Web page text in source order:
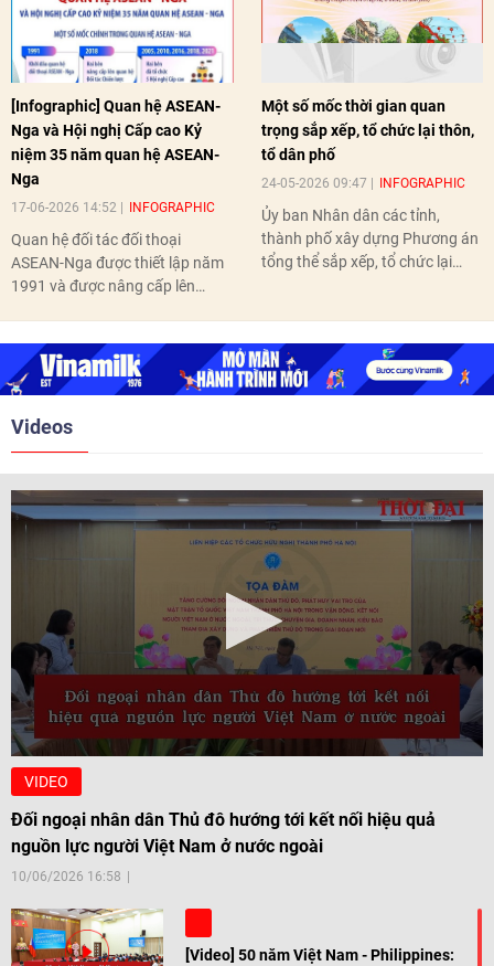
[Infographic] Quan hệ ASEAN-
Nga và Hội nghị Cấp cao Kỷ
niệm 35 năm quan hệ ASEAN-
Nga
17-06-2026 14:52 INFOGRAPHIC
Quan hệ đối tác đối thoại
ASEAN-Nga được thiết lập năm
1991 và được nâng cấp lên
nghị Cấp cao vào các năm 2005,
2010, 2016, 2018, 2021.
Một số mốc thời gian quan
trọng sắp xếp, tổ chức lại thôn,
tổ dân phố
24-05-2026 09:47 INFOGRAPHIC
Ủy ban Nhân dân các tỉnh,
thành phố xây dựng Phương án
tổng thể sắp xếp, tổ chức lại
Videos
VIDEO
Đối ngoại nhân dân Thủ đô hướng tới kết nối hiệu quả
nguồn lực người Việt Nam ở nước ngoài
10/06/2026 16:58
[Video] 50 năm Việt Nam - Philippines: